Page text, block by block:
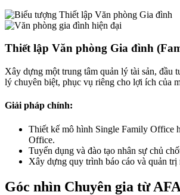
Thiết lập Văn phòng Gia đình
Xây dựng một trung tâm quản lý tài sản, đầu
lý chuyên biệt, phục vụ riêng cho lợi ích của
Giải pháp chính:
Thiết kế mô hình Single Family Office
Office.
Tuyển dụng và đào tạo nhân sự chủ
Xây dựng quy trình báo cáo và quản trị
Góc nhìn Chuyên gia từ